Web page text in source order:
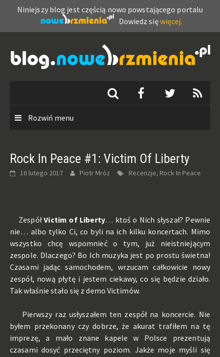
Niniejszy blog jest częścią nowo powstającego portalu
Dowiedz sięwięcej.
content
Rozwiń menu
Rock In Peace #1: Victim Of Liberty
16 lutego 2017 Piotr Mróz Recenzje, Rock In Peace
ZespółVictim of Liberty… ktoś o Nich słyszał? Pewnie
nie… albo tylko Ci, co byli na ich kilku koncertach. Mimo
wszystko chcę wspomnieć o tym, już nieistniejącym
zespole. Dlaczego? Bo Ich muzyka jest po prostu świetna!
Czasami jadąc samochodem, wrzucam całkowicie nowy
zespół, nową płytę i jestem ciekawy, co się będzie działo.
Tak właśnie stało się z demo Victimów.
Pierwszy raz usłyszałem ten zespół na koncercie. Nie
byłem przekonany czy dobrze, że akurat trafiłem na tę
imprezę, a mało znane kapele w Polsce prezentują
czasami dosyć przeciętny poziom. Jakże moje myśli się